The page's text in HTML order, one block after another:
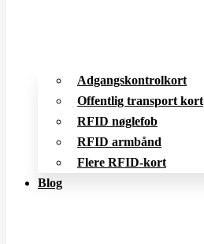
Adgangskontrolkort
Offentlig transport kort
RFID nøglefob
RFID armbånd
Flere RFID-kort
Blog